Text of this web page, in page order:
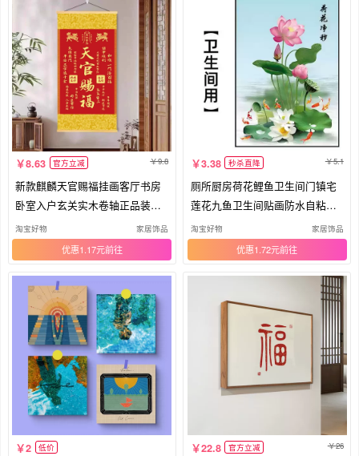
8.63 官方立减 9.8
新款麒麟天官赐福挂画客厅书房
卧室入户玄关实木卷轴正品装饰
画
淘宝好物 家居饰品
优惠1.17元
3.38 秒杀直降 5.1
厕所厨房荷花鲤鱼卫生间门镇宅
莲花九鱼卫生间贴画防水自粘贴
画
淘宝好物 家居饰品
优惠1.72元
2 低价 22.8 官方立减 26